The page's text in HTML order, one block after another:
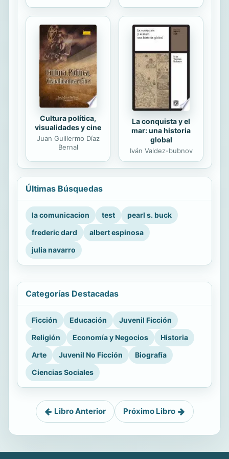
Cultura política,
visualidades y cine
Juan Guillermo Díaz
Bernal
La conquista y el
mar: una historia
global
Iván Valdez-bubnov
Últimas Búsquedas
la comunicacion test
pearl s. buck
frederic dard
albert espinosa
julia navarro
Categorías Destacadas
Ficción Educación
Juvenil Ficción
Religión
Economía y Negocios
Historia
Arte
Juvenil No Ficción
Biografía
Ciencias Sociales
Libro Anterior Próximo Libro